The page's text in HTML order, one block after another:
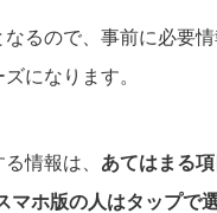
るので、事前に必要情
になります。
情報は、 あてはまる
マホ版の人はタップで